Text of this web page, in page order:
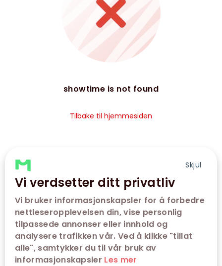
Skjul
Vi verdsetter ditt privatliv
Vi bruker informasjonskapsler for å forbedre
nettleseropplevelsen din, vise personlig
tilpassede annonser eller innhold og
analysere trafikken vår. Ved å klikke "tillat
alle", samtykker du til vår bruk av
informasjonskapsler Les mer
showtime is not found
Tilbake til hjemmesiden